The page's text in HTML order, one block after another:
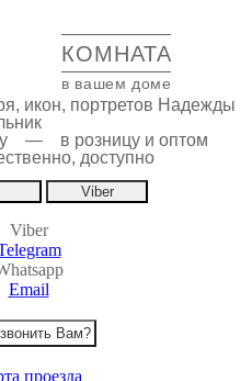
КОМНАТА
в вашем доме
икон, портретов Надежды
— в розницу и оптом
доступно
Viber
Viber
Email
Вам?
проезда